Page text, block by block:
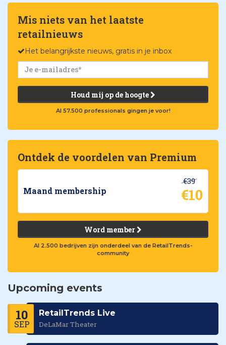
Mis niets van het laatste
retailnieuws
Het belangrijkste nieuws, gratis in je inbox
Houd mij op de hoogte
Al 57.500 professionals gingen je voor!
Ontdek de voordelen van Premium
Maand membership
€39
€10
Word member
Al 2.500 bedrijven zijn onderdeel van de RetailTrends-
community
Upcoming events
10
SEP
RetailTrends Live
DeLaMar Theater